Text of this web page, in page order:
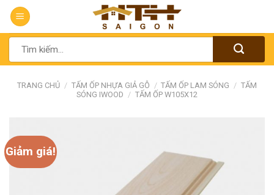
Chuyển
đến
nộiTìm
kiếm:
TRANG CHỦ / TẤM ỐP NHỰA GIẢ GỖ / TẤM ỐP LAM SÓNG / TẤM
SÓNG IWOOD / TẤM ỐP W105X12
Giảm giá!